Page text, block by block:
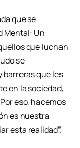
que se
Mental: Un
que luchan
se
que les
en la sociedad,
eso, hacemos
es nuestra
esta realidad”.